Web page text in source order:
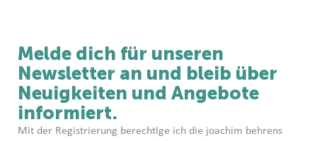
Melde dich für unseren
Newsletter an und bleib über
Neuigkeiten und Angebote
informiert.
Mit der Registrierung berechtige ich die joachim behrens